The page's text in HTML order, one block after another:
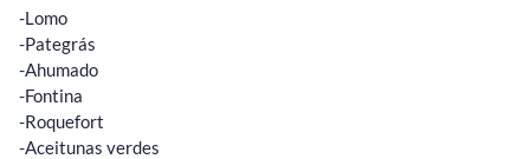
-Lomo
-Pategrás
-Ahumado
-Fontina
-Roquefort
-Aceitunas verdes